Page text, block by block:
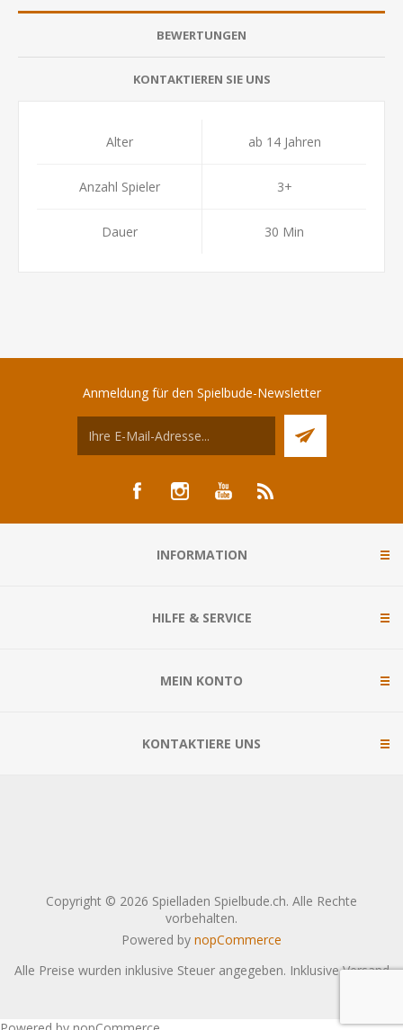
BEWERTUNGEN
KONTAKTIEREN SIE UNS
Alter ab 14 Jahren
Anzahl Spieler 3+
Dauer 30 Min
Anmeldung für den Spielbude-Newsletter
INFORMATION
HILFE & SERVICE
MEIN KONTO
KONTAKTIERE UNS
Copyright © 2026 Spielladen Spielbude.ch. Alle Rechte
vorbehalten.
Powered by nopCommerce
Alle Preise wurden inklusive Steuer angegeben. InklusiveVersand